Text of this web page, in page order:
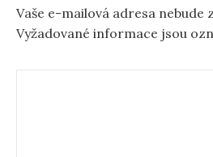
Vaše e-mailová adresa nebude
Vyžadované informace jsou